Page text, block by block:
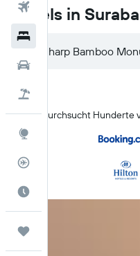
Flüge
Hotels in
KAYAK durchsucht Hunderte